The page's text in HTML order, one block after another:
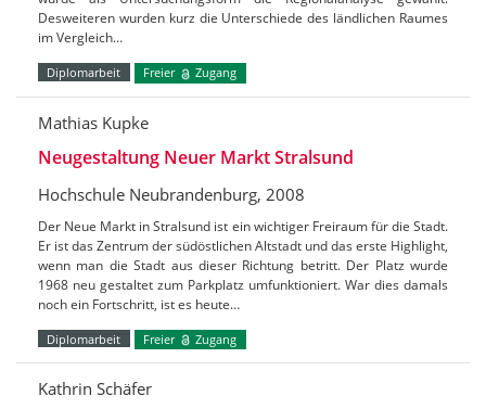
Desweiteren wurden kurz die Unterschiede des ländlichen Raumes
im Vergleich…
Diplomarbeit Freier Zugang
Mathias Kupke
Neugestaltung Neuer Markt Stralsund
Hochschule Neubrandenburg, 2008
Der Neue Markt in Stralsund ist ein wichtiger Freiraum für die Stadt.
Er ist das Zentrum der südöstlichen Altstadt und das erste Highlight,
wenn man die Stadt aus dieser Richtung betritt. Der Platz wurde
1968 neu gestaltet zum Parkplatz umfunktioniert. War dies damals
noch ein Fortschritt, ist es heute…
Diplomarbeit Freier Zugang
Kathrin Schäfer